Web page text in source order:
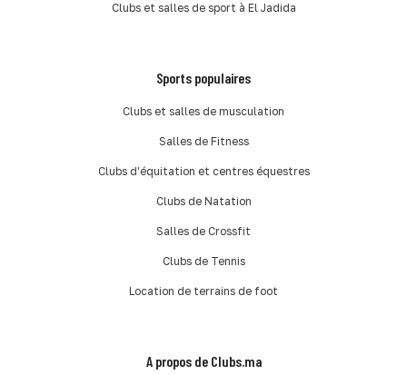
Clubs et salles de sport à El Jadida
Sports populaires
Clubs et salles de musculation
Salles de Fitness
Clubs d'équitation et centres équestres
Clubs de Natation
Salles de Crossfit
Clubs de Tennis
Location de terrains de foot
A propos de Clubs.ma